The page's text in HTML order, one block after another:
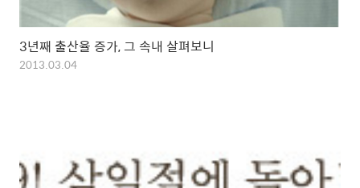
3년째 출산율 증가, 그 속내 살펴보니
2013.03.04